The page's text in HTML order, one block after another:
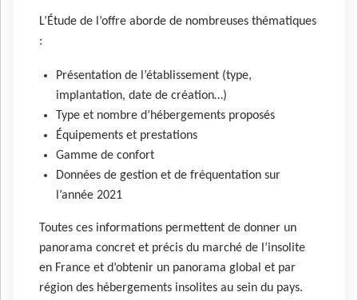
L’Étude de l’offre aborde de nombreuses thématiques
:
Présentation de l’établissement (type,
implantation, date de création…)
Type et nombre d’hébergements proposés
Équipements et prestations
Gamme de confort
Données de gestion et de fréquentation sur
l’année 2021
Toutes ces informations permettent de donner un
panorama concret et précis du marché de l’insolite
en France et d’obtenir un panorama global et par
région des hébergements insolites au sein du pays.